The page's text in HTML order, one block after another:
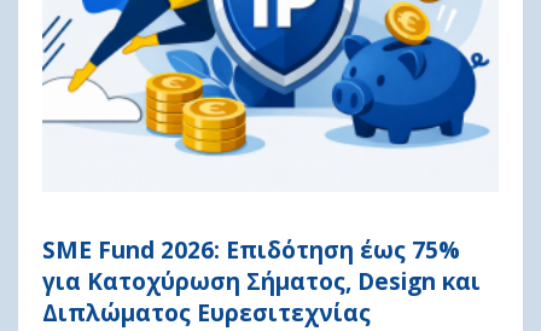
SME Fund 2026: Επιδότηση έως 75%
για Κατοχύρωση Σήματος, Design και
Διπλώματος Ευρεσιτεχνίας